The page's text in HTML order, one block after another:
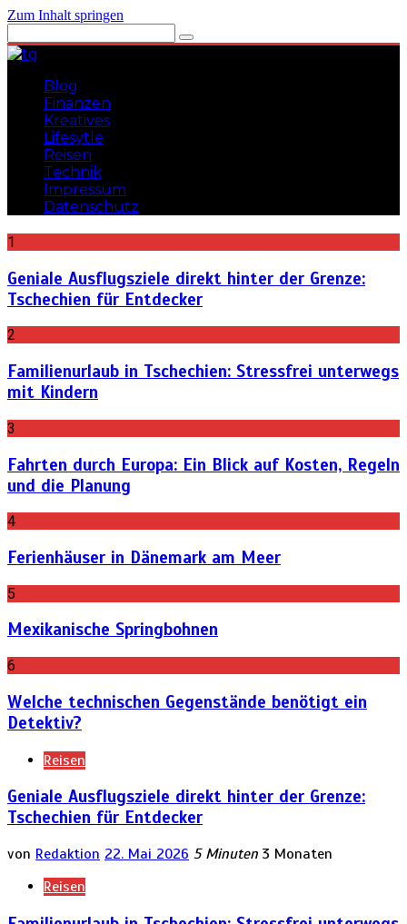
Zum Inhalt springen
Blog
Finanzen
Kreatives
Lifesytle
Reisen
Technik
Impressum
Datenschutz
teuflischgenial
Gadgets, Lifehacks, Tipps und Tricks
1
Geniale Ausflugsziele direkt hinter der Grenze:
Tschechien für Entdecker
2
Familienurlaub in Tschechien: Stressfrei unterwegs
mit Kindern
3
Fahrten durch Europa: Ein Blick auf Kosten, Regeln
und die Planung
4
Ferienhäuser in Dänemark am Meer
5
Mexikanische Springbohnen
6
Welche technischen Gegenstände benötigt ein
Detektiv?
Reisen
Geniale Ausflugsziele direkt hinter der Grenze:
Tschechien für Entdecker
von Redaktion 22. Mai 2026 5 Minuten 3 Monaten
Reisen